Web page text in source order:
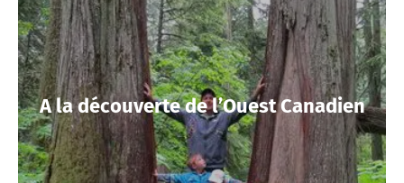
A la découverte de l’Ouest Canadien